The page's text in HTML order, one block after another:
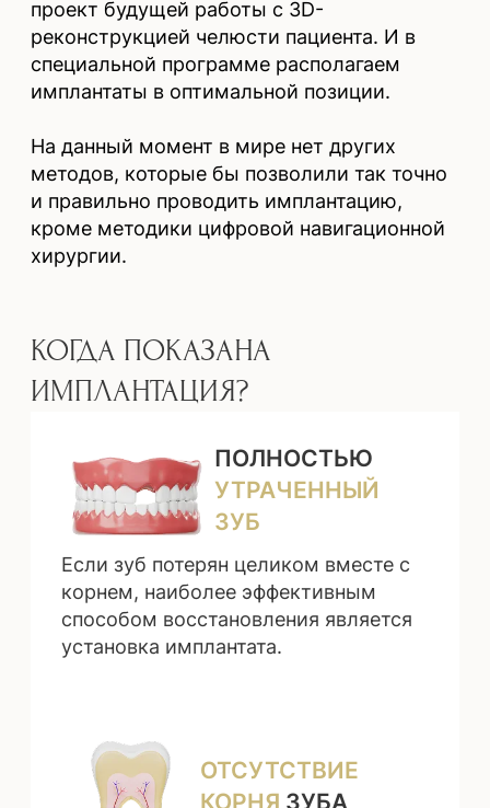
корень удаляется, а затем
устанавливается имплантат.
УТРАЧЕННЫЙ ЗУБ
Если отсутствуют или находятся в
плохом состоянии опорные зубы,
необходимые для установки
мостовидных протезов, лучшим
решением становится установка
Проведем полную
диагностику, включая
(КТ) и цефалометрию (ТРГ) на
новом уникальном цифровом
3D Томографе Planmeca
ProMax 3D.
Заранее покажем результат
благодаря 3D-моделированию,
не имеющему аналогов по
точности.